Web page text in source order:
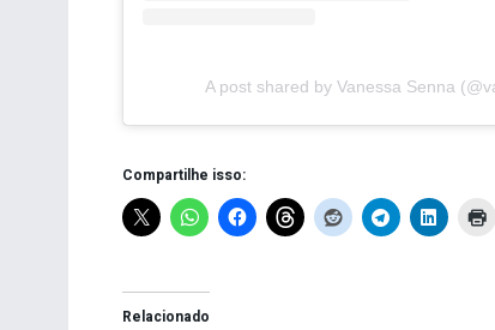
A post shared by Vanessa Senna
Compartilhe isso:
Relacionado